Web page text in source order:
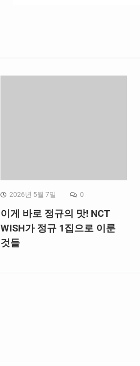
2026년 5월 7일 0
이게 바로 정규의 맛! NCT
WISH가 정규 1집으로 이룬
것들